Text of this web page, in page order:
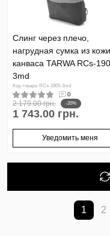
Слинг через плечо,
нагрудная сумка из
канваса TARWA RCs-
3md
Код товара: RCs-1905-3md
0
2 179.00 грн. -20%
1 743.00 грн.
Уведомить меня
1 2